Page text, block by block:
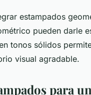
estampados
pueden darle
tonos sólidos
visual agradable.
para